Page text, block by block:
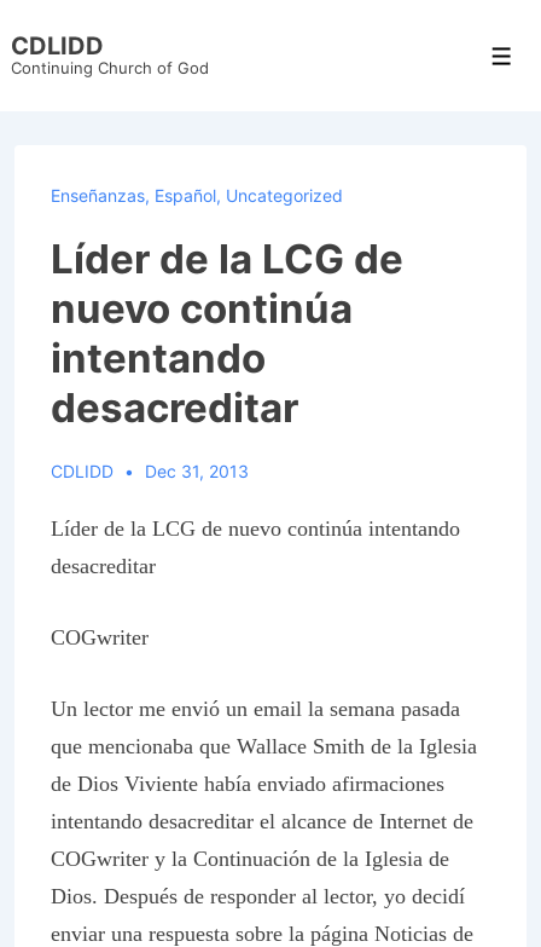
Skip
CDLIDD
Continuing Church of God
Enseñanzas, Español, Uncategorized
Líder de la LCG de
nuevo continúa
intentando
desacreditar
CDLIDD Dec 31, 2013
Líder de la LCG de nuevo continúa intentando
desacreditar
COGwriter
Un lector me envió un email la semana pasada
que mencionaba que Wallace Smith de la Iglesia
de Dios Viviente había enviado afirmaciones
intentando desacreditar el alcance de Internet de
COGwriter y la Continuación de la Iglesia de
Dios. Después de responder al lector, yo decidí
enviar una respuesta sobre la página Noticias de